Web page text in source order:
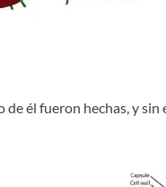
de él fueron hechas, y